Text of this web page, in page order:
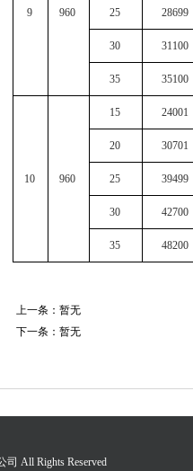
9 960 25 28699
30 31100
35 35100
10 960
15 24001
20 30701
25 39499
30 42700
35 48200
上一条：暂无
下一条：暂无
All Rights Reserved